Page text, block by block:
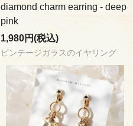
diamond charm earring - deep
pink
1,980円(税込)
ビンテージガラスのイヤリング